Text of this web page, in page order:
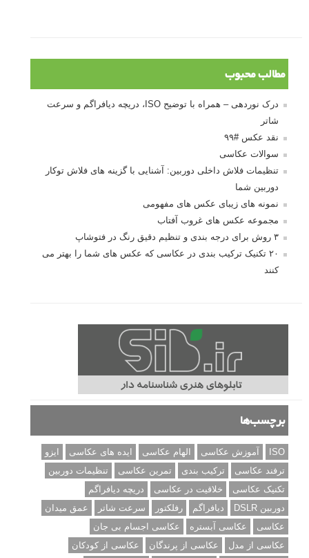
مطالب محبوب
درک نوردهی – همراه با توضیح ISO، دریچه دیافراگم و سرعت
شاتر
نقد عکس #۹۹
سوالات عکاسی
تنظیمات فلاش داخلی دوربین: آشنایی با گزینه های فلاش توکار
دوربین شما
نمونه های زیبای عکس های مفهومی
مجموعه عکس های غروب آفتاب
۳ روش برای درجه بندی و تنظیم دقیق رنگ در فتوشاپ
۲۰ تکنیک ترکیب بندی در عکاسی که عکس های شما را بهتر می
کنند
برچسب‌ها
ISO آموزش عکاسی الهام عکاسی ایده های عکاسی
ایزو
ترفند عکاسی
ترکیب بندی تمرین عکاسی
تنظیمات دوربین
تکنیک عکاسی
خلاقیت در عکاسی
دریچه دیافراگم
دوربین DSLR
دیافراگم رفلکتور سرعت شاتر
عمق میدان
عکاسی
عکاسی آبستره
عکاسی اجسام بی جان
عکاسی از مدل
عکاسی از پرندگان
عکاسی از کودکان